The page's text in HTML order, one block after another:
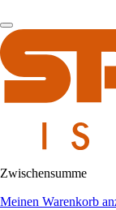
Zwischensumme
Meinen Warenkorb